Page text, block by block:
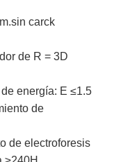
carck
de R = 3D
energía: E ≤1.5
de